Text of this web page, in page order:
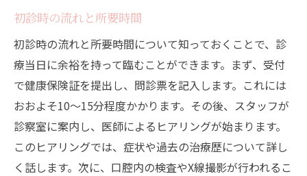
初診時の流れと所要時間
初診時の流れと所要時間について知っておくことで、診
療当日に余裕を持って臨むことができます。まず、受付
で健康保険証を提出し、問診票を記入します。これには
おおよそ10〜15分程度かかります。その後、スタッフが
診察室に案内し、医師によるヒアリングが始まります。
このヒアリングでは、症状や過去の治療歴について詳し
く話します。次に、口腔内の検査やX線撮影が行われるこ